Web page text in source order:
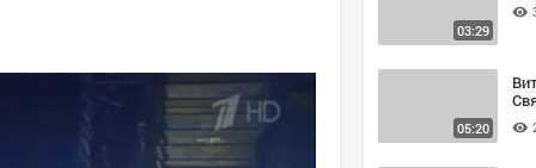
03:29
05:20
Витас. Я